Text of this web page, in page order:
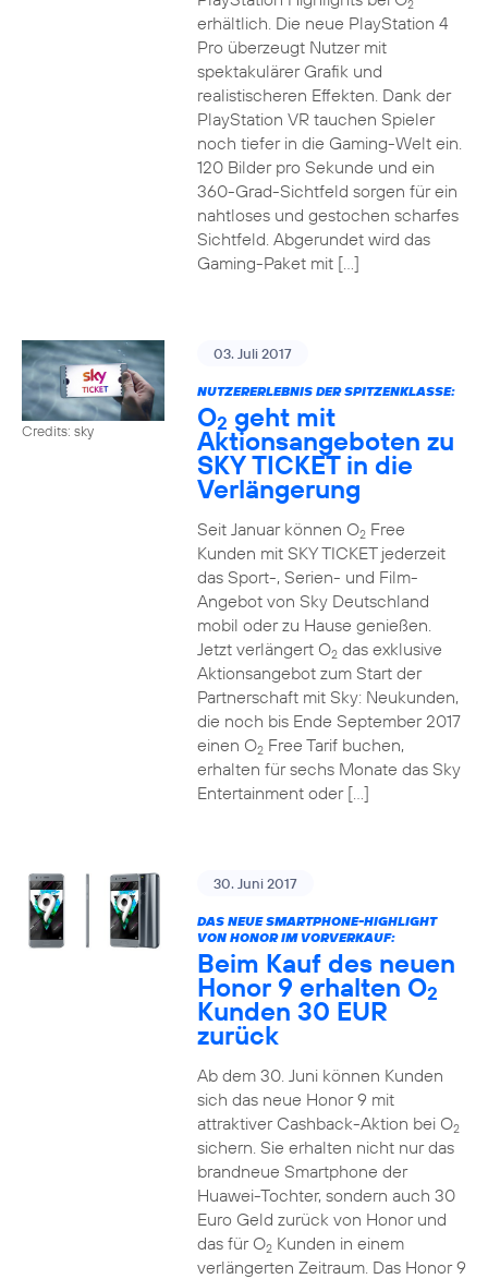
2
erhältlich. Die neue PlayStation 4
Pro überzeugt Nutzer mit
spektakulärer Grafik und
realistischeren Effekten. Dank der
PlayStation VR tauchen Spieler
noch tiefer in die Gaming-Welt ein.
120 Bilder pro Sekunde und ein
360-Grad-Sichtfeld sorgen für ein
nahtloses und gestochen scharfes
Sichtfeld. Abgerundet wird das
Gaming-Paket mit […]
Credits: sky
03. Juli 2017
NUTZERERLEBNIS DER SPITZENKLASSE:
O2 geht mit
Aktionsangeboten zu
SKY TICKET in die
Verlängerung
Seit Januar können O2Free
Kunden mit SKY TICKET jederzeit
das Sport-, Serien- und Film-
Angebot von Sky Deutschland
mobil oder zu Hause genießen.
Jetzt verlängert O2das exklusive
Aktionsangebot zum Start der
Partnerschaft mit Sky: Neukunden,
die noch bis Ende September 2017
einen O2Free Tarif buchen,
erhalten für sechs Monate das Sky
Entertainment oder […]
30. Juni 2017
DAS NEUE SMARTPHONE-HIGHLIGHT
VON HONOR IM VORVERKAUF:
Beim Kauf des neuen
Honor 9 erhalten O2
Kunden 30 EUR
zurück
Ab dem 30. Juni können Kunden
sich das neue Honor 9 mit
attraktiver Cashback-Aktion bei O2
sichern. Sie erhalten nicht nur das
brandneue Smartphone der
Huawei-Tochter, sondern auch 30
Euro Geld zurück von Honor und
das für O2Kunden in einem
verlängerten Zeitraum. Das Honor 9